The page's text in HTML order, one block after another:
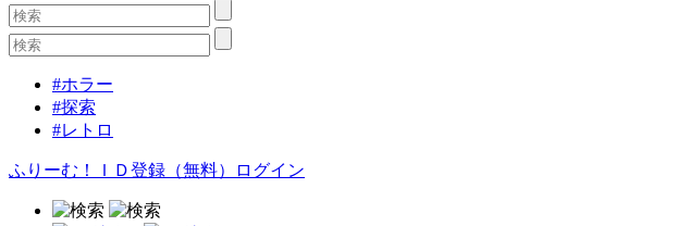
#ホラー
#探索
#レトロ
ふりーむ！ＩＤ登録（無料） ログイン